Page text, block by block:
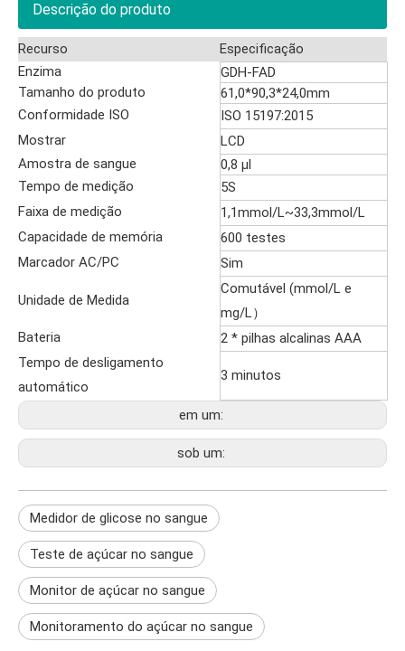
Descrição do produto
Recurso
Especificação
Enzima
GDH-FAD
Tamanho do produto
61,0*90,3*24,0mm
Conformidade ISO
ISO 15197:2015
Mostrar
LCD
Amostra de sangue
0,8 µl
Tempo de medição
5S
Faixa de medição
1,1mmol/L~33,3mmol/L
Capacidade de memória
600 testes
Marcador AC/PC
Sim
Unidade de Medida
Comutável (mmol/L e
mg/L）
Bateria
2 * pilhas alcalinas AAA
Tempo de desligamento
automático
3 minutos
em um:
sob um:
Medidor de glicose no sangue
Teste de açúcar no sangue
Monitor de açúcar no sangue
Monitoramento do açúcar no sangue